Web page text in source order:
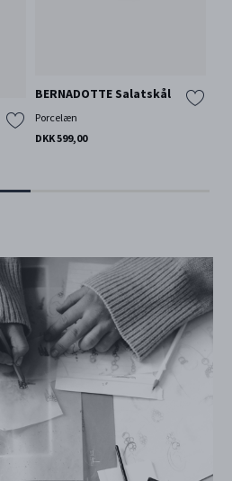
BERNADOTTE Salatskål
Porcelæn
DKK 599,00